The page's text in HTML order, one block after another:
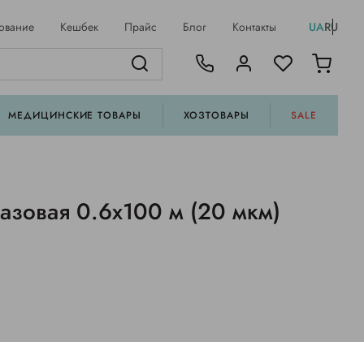
Кешбек Прайс Блог Контакты UARU
МЕДИЦИНСКИЕ ТОВАРЫ ХОЗТОВАРЫ SALE
0.6х100 м (20 мкм)